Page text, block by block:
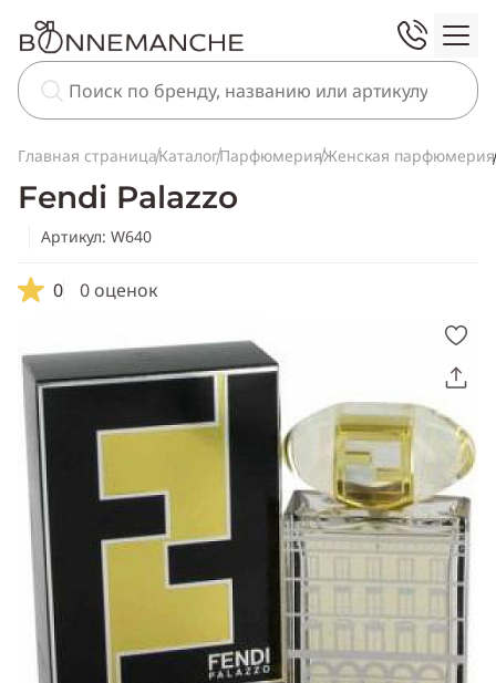
Главная страницаКаталогПарфюмерияЖенская парфюмерия
Fendi Palazzo
Артикул: W640
0 0 оценок
Скопировать
ссылку
Telegram
WhatsApp
Viber
ВКонтакте